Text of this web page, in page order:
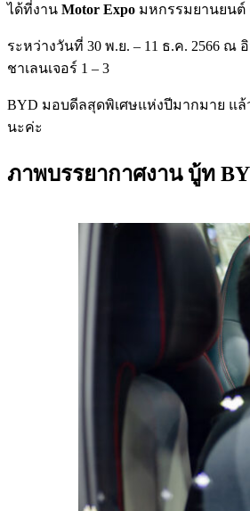
ได้ที่งาน Motor Expo มหกรรมยานยนต์
ระหว่างวันที่ 30 พ.ย. – 11 ธ.ค. 2566 ณ
ชาเลนเจอร์ 1 – 3
BYD มอบดีลสุดพิเศษแห่งปีมากมาย แ
นะค่ะ
ภาพบรรยากาศงาน บู้ท